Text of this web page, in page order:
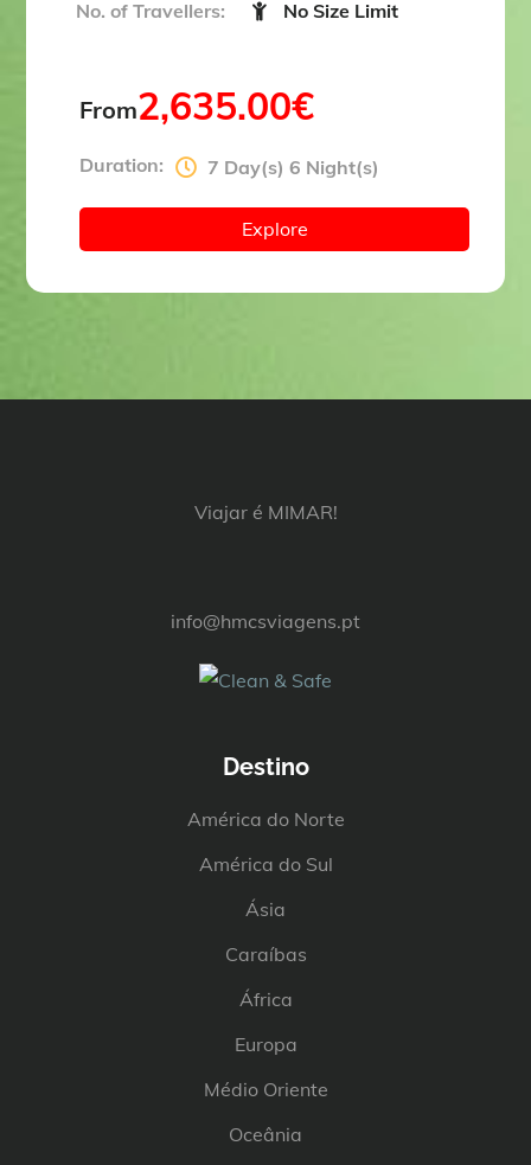
No. of Travellers: No Size Limit
From2,635.00€
Duration: 7 Day(s) 6 Night(s)
Explore
Viajar é MIMAR!
info@hmcsviagens.pt
Destino
América do Norte
América do Sul
Ásia
Caraíbas
África
Europa
Médio Oriente
Oceânia